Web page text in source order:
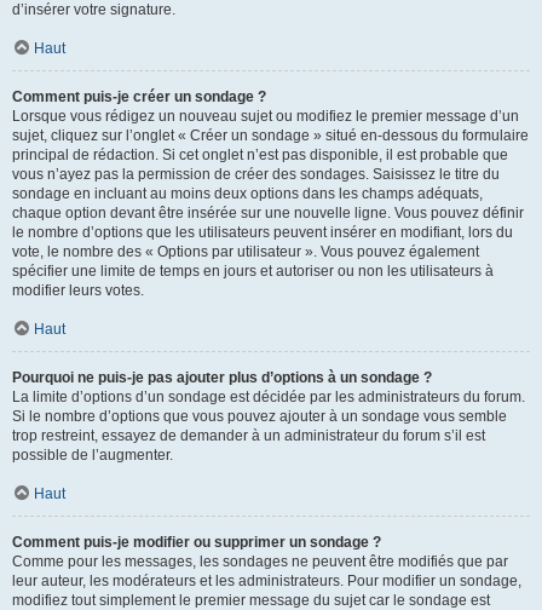
d’insérer votre signature.
Haut
Comment puis-je créer un sondage ?
Lorsque vous rédigez un nouveau sujet ou modifiez le premier message d’un
sujet, cliquez sur l’onglet « Créer un sondage » situé en-dessous du formulaire
principal de rédaction. Si cet onglet n’est pas disponible, il est probable que
vous n’ayez pas la permission de créer des sondages. Saisissez le titre du
sondage en incluant au moins deux options dans les champs adéquats,
chaque option devant être insérée sur une nouvelle ligne. Vous pouvez définir
le nombre d’options que les utilisateurs peuvent insérer en modifiant, lors du
vote, le nombre des « Options par utilisateur ». Vous pouvez également
spécifier une limite de temps en jours et autoriser ou non les utilisateurs à
modifier leurs votes.
Haut
Pourquoi ne puis-je pas ajouter plus d’options à un sondage ?
La limite d’options d’un sondage est décidée par les administrateurs du forum.
Si le nombre d’options que vous pouvez ajouter à un sondage vous semble
trop restreint, essayez de demander à un administrateur du forum s’il est
possible de l’augmenter.
Haut
Comment puis-je modifier ou supprimer un sondage ?
Comme pour les messages, les sondages ne peuvent être modifiés que par
leur auteur, les modérateurs et les administrateurs. Pour modifier un sondage,
modifiez tout simplement le premier message du sujet car le sondage est